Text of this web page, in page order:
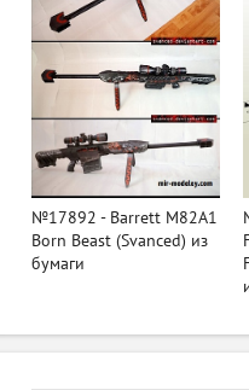
№17892 - Barrett M82A1
Born Beast (Svanced) из
бумаги